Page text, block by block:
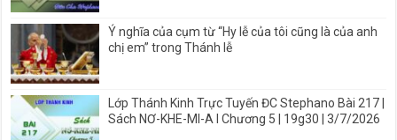
Ý nghĩa của cụm từ “Hy lễ của tôi cũng là của anh
chị em” trong Thánh lễ
Lớp Thánh Kinh Trực Tuyến ĐC Stephano Bài 217 |
Sách NƠ-KHE-MI-A I Chương 5 | 19g30 | 3/7/2026